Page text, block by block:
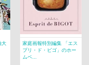
大
家庭画報特別編集 「エス
プリ・ド・ビゴ」のホー
ムベ...